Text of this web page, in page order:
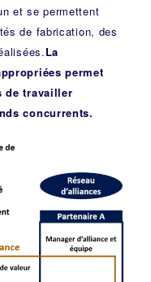
et se permettent
de fabrication, des
La
permet
de travailler
concurrents.